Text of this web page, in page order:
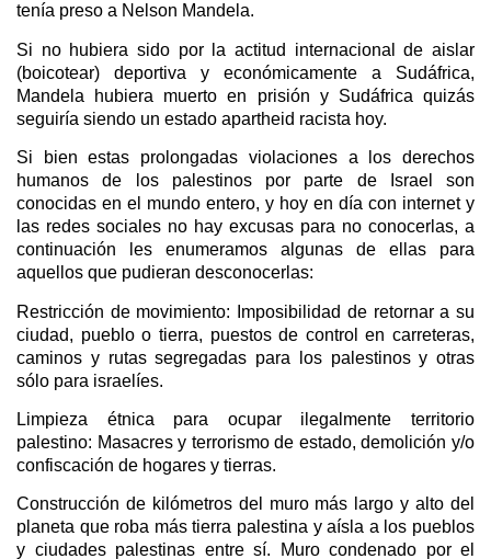
tenía preso a Nelson Mandela.
Si no hubiera sido por la actitud internacional de aislar
(boicotear) deportiva y económicamente a Sudáfrica,
Mandela hubiera muerto en prisión y Sudáfrica quizás
seguiría siendo un estado apartheid racista hoy.
Si bien estas prolongadas violaciones a los derechos
humanos de los palestinos por parte de Israel son
conocidas en el mundo entero, y hoy en día con internet y
las redes sociales no hay excusas para no conocerlas, a
continuación les enumeramos algunas de ellas para
aquellos que pudieran desconocerlas:
Restricción de movimiento: Imposibilidad de retornar a su
ciudad, pueblo o tierra, puestos de control en carreteras,
caminos y rutas segregadas para los palestinos y otras
sólo para israelíes.
Limpieza étnica para ocupar ilegalmente territorio
palestino: Masacres y terrorismo de estado, demolición y/o
confiscación de hogares y tierras.
Construcción de kilómetros del muro más largo y alto del
planeta que roba más tierra palestina y aísla a los pueblos
y ciudades palestinas entre sí. Muro condenado por el